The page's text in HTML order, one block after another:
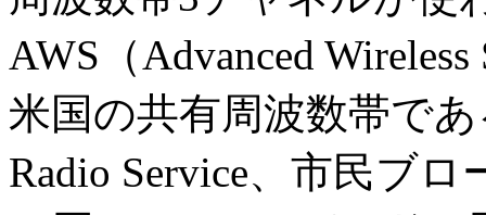
AWS（Advanced
米国の共有周波数帯であ
Radio Service、市民ブ